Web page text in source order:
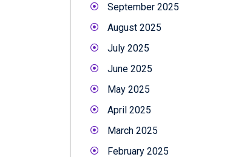
September 2025
August 2025
July 2025
June 2025
May 2025
April 2025
March 2025
February 2025